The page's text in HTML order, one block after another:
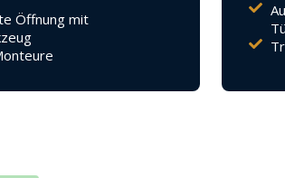
Öffnung mit